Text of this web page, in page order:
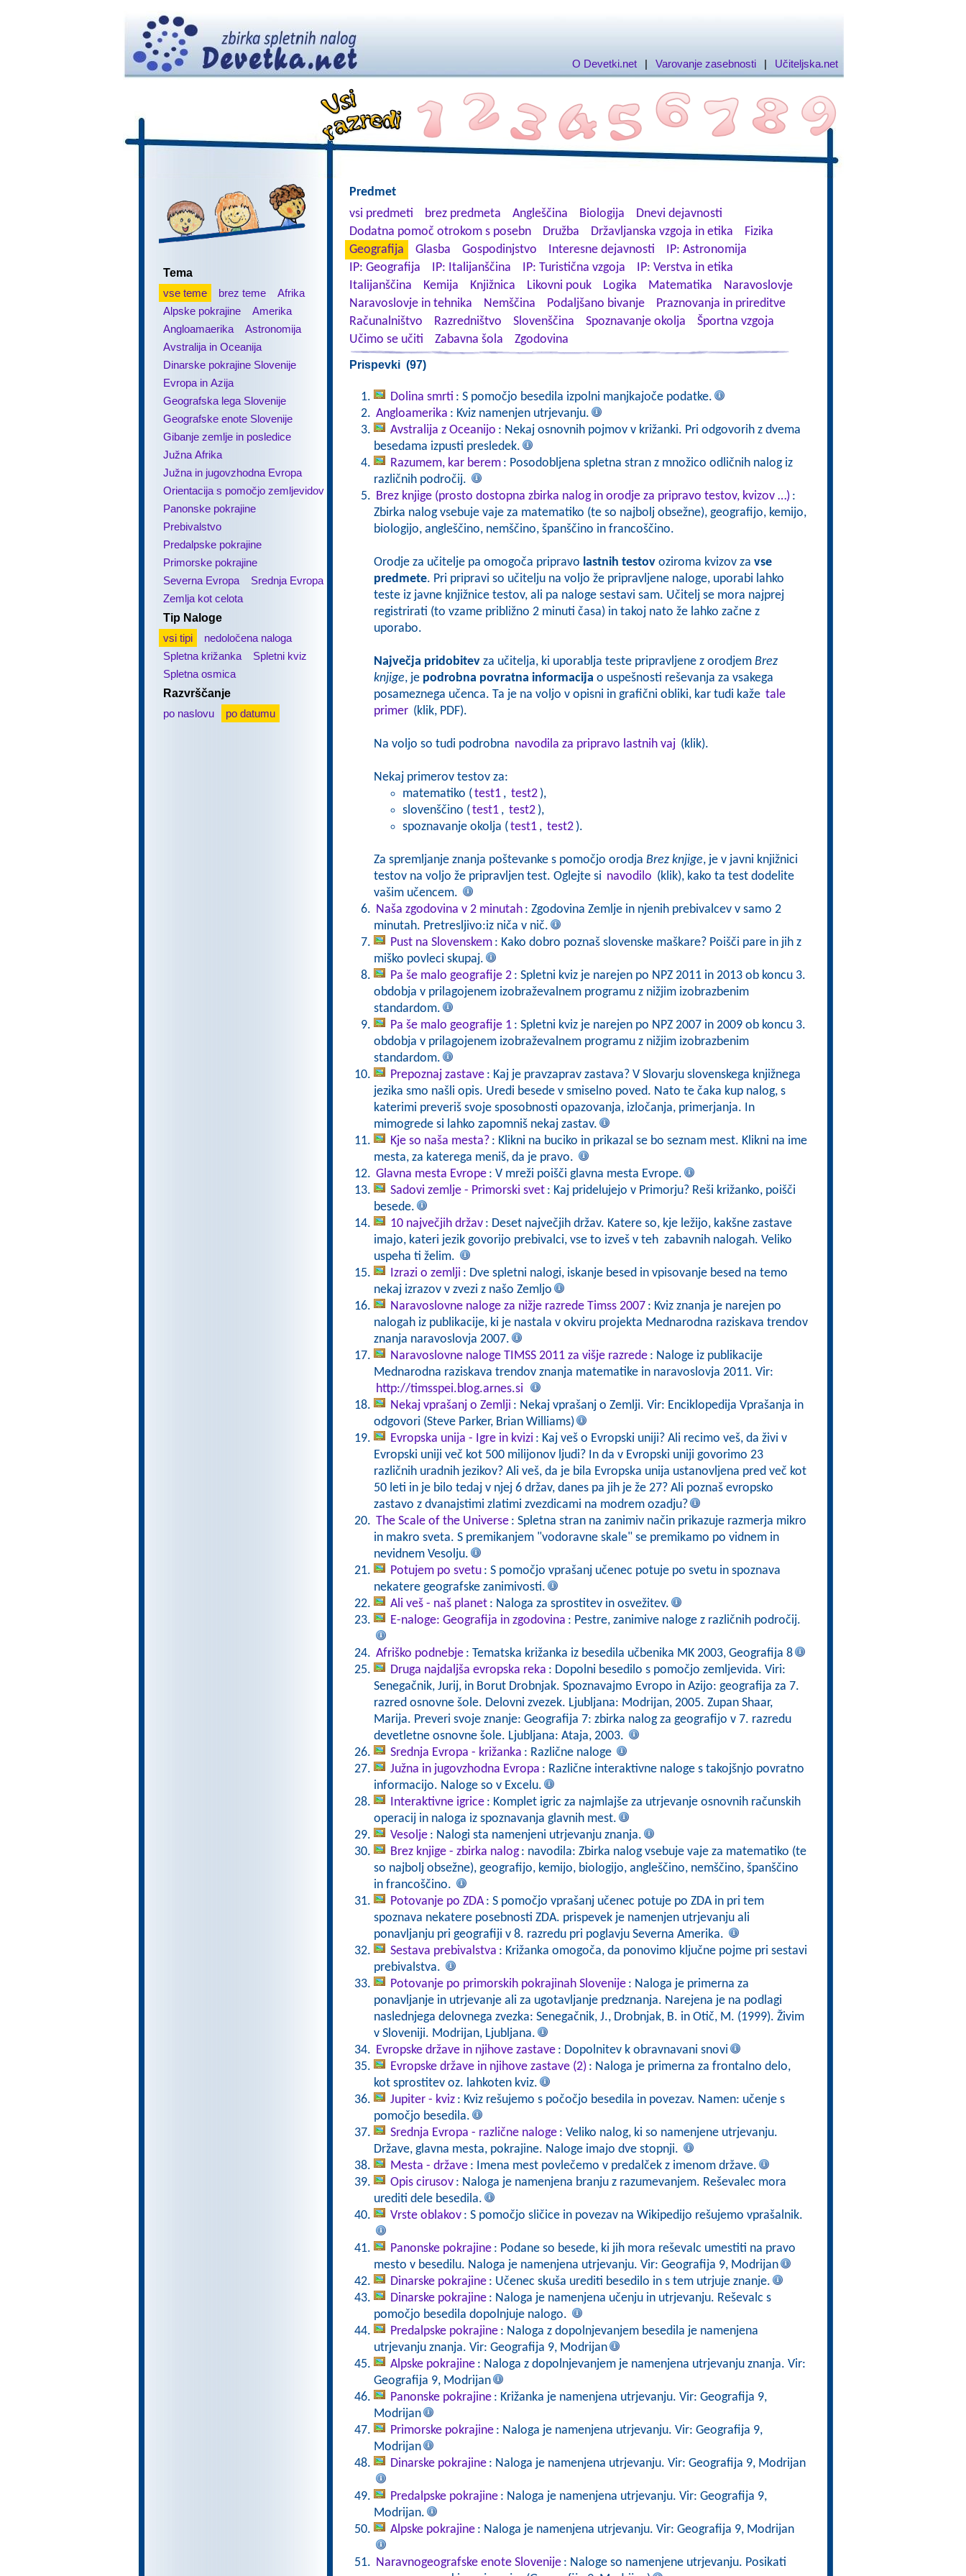
O Devetki.net | Varovanje zasebnosti | Učiteljska.net
Tema
vse teme
brez teme
Afrika
Alpske pokrajine
Amerika
Angloamaerika
Astronomija
Avstralija in Oceanija
Dinarske pokrajine Slovenije
Evropa in Azija
Geografska lega Slovenije
Geografske enote Slovenije
Gibanje zemlje in posledice
Južna Afrika
Južna in jugovzhodna Evropa
Orientacija s pomočjo zemljevidov
Panonske pokrajine
Prebivalstvo
Predalpske pokrajine
Primorske pokrajine
Severna Evropa
Srednja Evropa
Zemlja kot celota
Tip Naloge
vsi tipi
nedoločena naloga
Spletna križanka
Spletni kviz
Spletna osmica
Razvrščanje
po naslovu
po datumu
Predmet
vsi predmeti
brez predmeta Angleščina Biologija
Dnevi dejavnosti
Dodatna pomoč otrokom s posebn
Družba Državljanska vzgoja in etika
Fizika
Geografija
Glasba Gospodinjstvo Interesne dejavnosti
IP: Astronomija
IP: Geografija
IP: Italijanščina IP: Turistična vzgoja
IP: Verstva in etika
Italijanščina
Kemija Knjižnica Likovni pouk Logika Matematika
Naravoslovje
Naravoslovje in tehnika
Nemščina Podaljšano bivanje
Praznovanja in prireditve
Računalništvo
Razredništvo Slovenščina Spoznavanje okolja
Športna vzgoja
Učimo se učiti
Zabavna šola Zgodovina
Prispevki (97)
Dolina smrti : S pomočjo besedila izpolni manjkajoče podatke.
Angloamerika : Kviz namenjen utrjevanju.
Avstralija z Oceanijo : Nekaj osnovnih pojmov v križanki. Pri odgovorih z dvema
besedama izpusti presledek.
Razumem, kar berem : Posodobljena spletna stran z množico odličnih nalog iz
različnih področij.
Brez knjige (prosto dostopna zbirka nalog in orodje za pripravo testov, kvizov …) :
Zbirka nalog vsebuje vaje za matematiko (te so najbolj obsežne), geografijo, kemijo,
biologijo, angleščino, nemščino, španščino in francoščino.
Orodje za učitelje pa omogoča pripravo lastnih testovoziroma kvizov za vse
predmete. Pri pripravi so učitelju na voljo že pripravljene naloge, uporabi lahko
teste iz javne knjižnice testov, ali pa naloge sestavi sam. Učitelj se mora najprej
registrirati (to vzame približno 2 minuti časa) in takoj nato že lahko začne z
uporabo.
Največja pridobitevza učitelja, ki uporablja teste pripravljene z orodjem Brez
knjige, je podrobna povratna informacija o uspešnosti reševanja za vsakega
posameznega učenca. Ta je na voljo v opisni in grafični obliki, kar tudi kaže tale
primer (klik, PDF).
Na voljo so tudi podrobna navodila za pripravo lastnih vaj (klik).
Nekaj primerov testov za:
matematiko (test1 , test2 ),
slovenščino (test1 , test2 ),
spoznavanje okolja (test1 , test2 ).
Za spremljanje znanja poštevanke s pomočjo orodja Brez knjige, je v javni knjižnici
testov na voljo že pripravljen test. Oglejte si navodilo (klik), kako ta test dodelite
vašim učencem.
Naša zgodovina v 2 minutah : Zgodovina Zemlje in njenih prebivalcev v samo 2
minutah. Pretresljivo:iz niča v nič.
Pust na Slovenskem : Kako dobro poznaš slovenske maškare? Poišči pare in jih z
miško povleci skupaj.
Pa še malo geografije 2 : Spletni kviz je narejen po NPZ 2011 in 2013 ob koncu 3.
obdobja v prilagojenem izobraževalnem programu z nižjim izobrazbenim
standardom.
Pa še malo geografije 1 : Spletni kviz je narejen po NPZ 2007 in 2009 ob koncu 3.
obdobja v prilagojenem izobraževalnem programu z nižjim izobrazbenim
standardom.
Prepoznaj zastave : Kaj je pravzaprav zastava? V Slovarju slovenskega knjižnega
jezika smo našli opis. Uredi besede v smiselno poved. Nato te čaka kup nalog, s
katerimi preveriš svoje sposobnosti opazovanja, izločanja, primerjanja. In
mimogrede si lahko zapomniš nekaj zastav.
Kje so naša mesta? : Klikni na buciko in prikazal se bo seznam mest. Klikni na ime
mesta, za katerega meniš, da je pravo.
Glavna mesta Evrope : V mreži poišči glavna mesta Evrope.
Sadovi zemlje - Primorski svet : Kaj pridelujejo v Primorju? Reši križanko, poišči
besede.
10 največjih držav : Deset največjih držav. Katere so, kje ležijo, kakšne zastave
imajo, kateri jezik govorijo prebivalci, vse to izveš v teh zabavnih nalogah. Veliko
uspeha ti želim.
Izrazi o zemlji : Dve spletni nalogi, iskanje besed in vpisovanje besed na temo
nekaj izrazov v zvezi z našo Zemljo
Naravoslovne naloge za nižje razrede Timss 2007 : Kviz znanja je narejen po
nalogah iz publikacije, ki je nastala v okviru projekta Mednarodna raziskava trendov
znanja naravoslovja 2007.
Naravoslovne naloge TIMSS 2011 za višje razrede : Naloge iz publikacije
Mednarodna raziskava trendov znanja matematike in naravoslovja 2011. Vir:
http://timsspei.blog.arnes.si
Nekaj vprašanj o Zemlji : Nekaj vprašanj o Zemlji. Vir: Enciklopedija Vprašanja in
odgovori (Steve Parker, Brian Williams)
Evropska unija - Igre in kvizi : Kaj veš o Evropski uniji? Ali recimo veš, da živi v
Evropski uniji več kot 500 milijonov ljudi? In da v Evropski uniji govorimo 23
različnih uradnih jezikov? Ali veš, da je bila Evropska unija ustanovljena pred več kot
50 leti in je bilo tedaj v njej 6 držav, danes pa jih je že 27? Ali poznaš evropsko
zastavo z dvanajstimi zlatimi zvezdicami na modrem ozadju?
The Scale of the Universe : Spletna stran na zanimiv način prikazuje razmerja mikro
in makro sveta. S premikanjem "vodoravne skale" se premikamo po vidnem in
nevidnem Vesolju.
Potujem po svetu : S pomočjo vprašanj učenec potuje po svetu in spoznava
nekatere geografske zanimivosti.
Ali veš - naš planet : Naloga za sprostitev in osvežitev.
E-naloge: Geografija in zgodovina : Pestre, zanimive naloge z različnih področij.
Afriško podnebje : Tematska križanka iz besedila učbenika MK 2003, Geografija 8
Druga najdaljša evropska reka : Dopolni besedilo s pomočjo zemljevida. Viri:
Senegačnik, Jurij, in Borut Drobnjak. Spoznavajmo Evropo in Azijo: geografija za 7.
razred osnovne šole. Delovni zvezek. Ljubljana: Modrijan, 2005. Zupan Shaar,
Marija. Preveri svoje znanje: Geografija 7: zbirka nalog za geografijo v 7. razredu
devetletne osnovne šole. Ljubljana: Ataja, 2003.
Srednja Evropa - križanka : Različne naloge
Južna in jugovzhodna Evropa : Različne interaktivne naloge s takojšnjo povratno
informacijo. Naloge so v Excelu.
Interaktivne igrice : Komplet igric za najmlajše za utrjevanje osnovnih računskih
operacij in naloga iz spoznavanja glavnih mest.
Vesolje : Nalogi sta namenjeni utrjevanju znanja.
Brez knjige - zbirka nalog : navodila: Zbirka nalog vsebuje vaje za matematiko (te
so najbolj obsežne), geografijo, kemijo, biologijo, angleščino, nemščino, španščino
in francoščino.
Potovanje po ZDA : S pomočjo vprašanj učenec potuje po ZDA in pri tem
spoznava nekatere posebnosti ZDA. prispevek je namenjen utrjevanju ali
ponavljanju pri geografiji v 8. razredu pri poglavju Severna Amerika.
Sestava prebivalstva : Križanka omogoča, da ponovimo ključne pojme pri sestavi
prebivalstva.
Potovanje po primorskih pokrajinah Slovenije : Naloga je primerna za
ponavljanje in utrjevanje ali za ugotavljanje predznanja. Narejena je na podlagi
naslednjega delovnega zvezka: Senegačnik, J., Drobnjak, B. in Otič, M. (1999). Živim
v Sloveniji. Modrijan, Ljubljana.
Evropske države in njihove zastave : Dopolnitev k obravnavani snovi
Evropske države in njihove zastave (2) : Naloga je primerna za frontalno delo,
kot sprostitev oz. lahkoten kviz.
Jupiter - kviz : Kviz rešujemo s počočjo besedila in povezav. Namen: učenje s
pomočjo besedila.
Srednja Evropa - različne naloge : Veliko nalog, ki so namenjene utrjevanju.
Države, glavna mesta, pokrajine. Naloge imajo dve stopnji.
Mesta - države : Imena mest povlečemo v predalček z imenom države.
Opis cirusov : Naloga je namenjena branju z razumevanjem. Reševalec mora
urediti dele besedila.
Vrste oblakov : S pomočjo sličice in povezav na Wikipedijo rešujemo vprašalnik.
Panonske pokrajine : Podane so besede, ki jih mora reševalc umestiti na pravo
mesto v besedilu. Naloga je namenjena utrjevanju. Vir: Geografija 9, Modrijan
Dinarske pokrajine : Učenec skuša urediti besedilo in s tem utrjuje znanje.
Dinarske pokrajine : Naloga je namenjena učenju in utrjevanju. Reševalc s
pomočjo besedila dopolnjuje nalogo.
Predalpske pokrajine : Naloga z dopolnjevanjem besedila je namenjena
utrjevanju znanja. Vir: Geografija 9, Modrijan
Alpske pokrajine : Naloga z dopolnjevanjem je namenjena utrjevanju znanja. Vir:
Geografija 9, Modrijan
Panonske pokrajine : Križanka je namenjena utrjevanju. Vir: Geografija 9,
Modrijan
Primorske pokrajine : Naloga je namenjena utrjevanju. Vir: Geografija 9,
Modrijan
Dinarske pokrajine : Naloga je namenjena utrjevanju. Vir: Geografija 9, Modrijan
Predalpske pokrajine : Naloga je namenjena utrjevanju. Vir: Geografija 9,
Modrijan.
Alpske pokrajine : Naloga je namenjena utrjevanju. Vir: Geografija 9, Modrijan
Naravnogeografske enote Slovenije : Naloge so namenjene utrjevanju. Posikati